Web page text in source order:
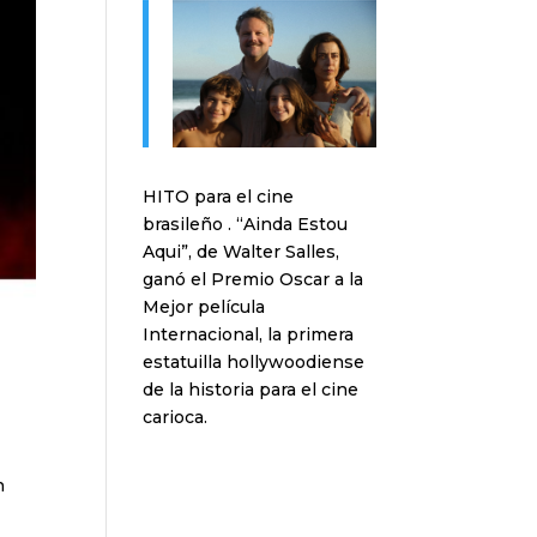
HITO para el cine
brasileño . “Ainda Estou
Aqui”, de Walter Salles,
ganó el Premio Oscar a la
Mejor película
Internacional, la primera
estatuilla hollywoodiense
de la historia para el cine
carioca.